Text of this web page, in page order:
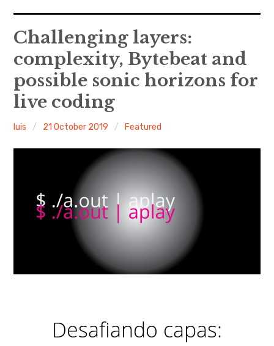
About
Local nodes
Discussion forum
Mastodon
TOPLAP wiki
Challenging layers:
complexity, Bytebeat and
possible sonic horizons for
live coding
luis 21 October 2019 Featured
Desafiando capas: